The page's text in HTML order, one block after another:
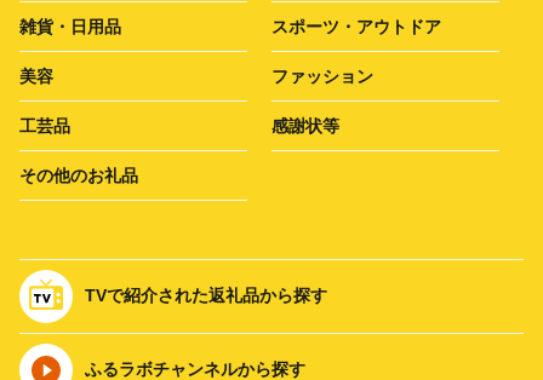
雑貨・日用品 スポーツ・アウトドア
美容 ファッション
工芸品 感謝状等
その他のお礼品
TVで紹介された返礼品から探す
ふるラボチャンネルから探す